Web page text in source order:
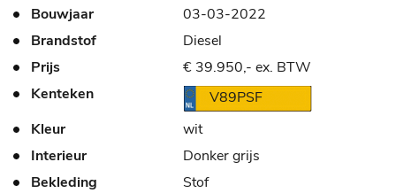
Bouwjaar
03-03-2022
Brandstof
Diesel
Prijs
€ 39.950,- ex. BTW
Kenteken
V89PSF
Kleur
wit
Interieur
Donker grijs
Bekleding
Stof